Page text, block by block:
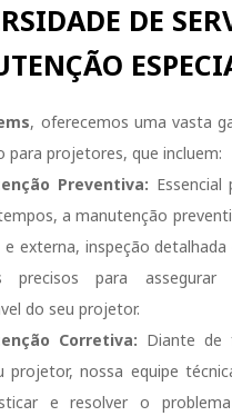
DE
, oferecemos uma vasta
para projetores, que incluem:
Preventiva:
a manutenção
e externa, inspeção
precisos para assegurar
do seu projetor.
Corretiva: Diante de
projetor, nossa equipe
e resolver o